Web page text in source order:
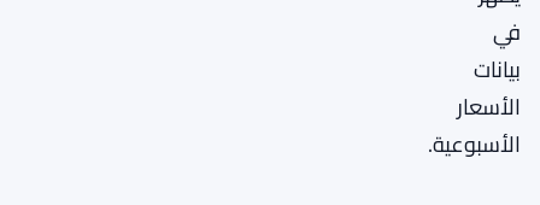
في
بيانات
الأسعار
الأسبوعية.